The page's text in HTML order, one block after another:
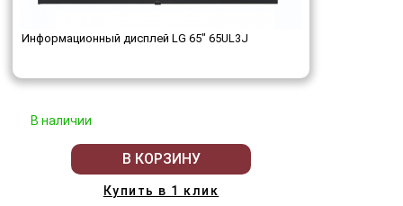
Информационный дисплей LG 65" 65UL3J
В наличии
В КОРЗИНУ
Купить в 1 клик